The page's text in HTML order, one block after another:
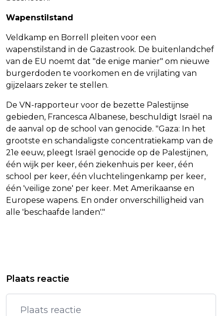
Wapenstilstand
Veldkamp en Borrell pleiten voor een
wapenstilstand in de Gazastrook. De buitenlandchef
van de EU noemt dat "de enige manier" om nieuwe
burgerdoden te voorkomen en de vrijlating van
gijzelaars zeker te stellen.
De VN-rapporteur voor de bezette Palestijnse
gebieden, Francesca Albanese, beschuldigt Israël na
de aanval op de school van genocide. "Gaza: In het
grootste en schandaligste concentratiekamp van de
21e eeuw, pleegt Israël genocide op de Palestijnen,
één wijk per keer, één ziekenhuis per keer, één
school per keer, één vluchtelingenkamp per keer,
één 'veilige zone' per keer. Met Amerikaanse en
Europese wapens. En onder onverschilligheid van
alle 'beschaafde landen'."
ZIEK NA WEDSTRIJD IN SEINE
NOORSE HANDBALSTERS OLYMPISCH
KAMPIOEN NA ZEGE OP FRANKRIJK
Plaats reactie